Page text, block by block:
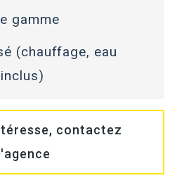
gamme
(chauffage, eau
contactez